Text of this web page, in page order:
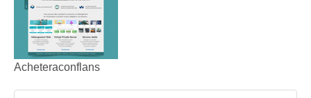
Acheteraconflans